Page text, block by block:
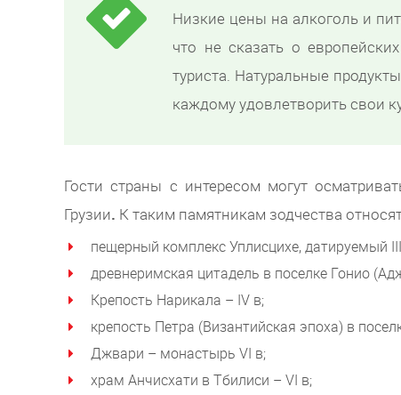
Низкие цены на алкоголь и
что не сказать о
туриста. Натуральные
каждому удовлетворить свои
Гости страны с интересом могут
Грузии. К таким памятникам зодчества
пещерный комплекс Уплисцихе, датируемый
древнеримская цитадель в поселке Гонио
Крепость Нарикала – IV в;
крепость Петра (Византийская эпоха) в
Джвари – монастырь VI в;
храм Анчисхати в Тбилиси – VI в;